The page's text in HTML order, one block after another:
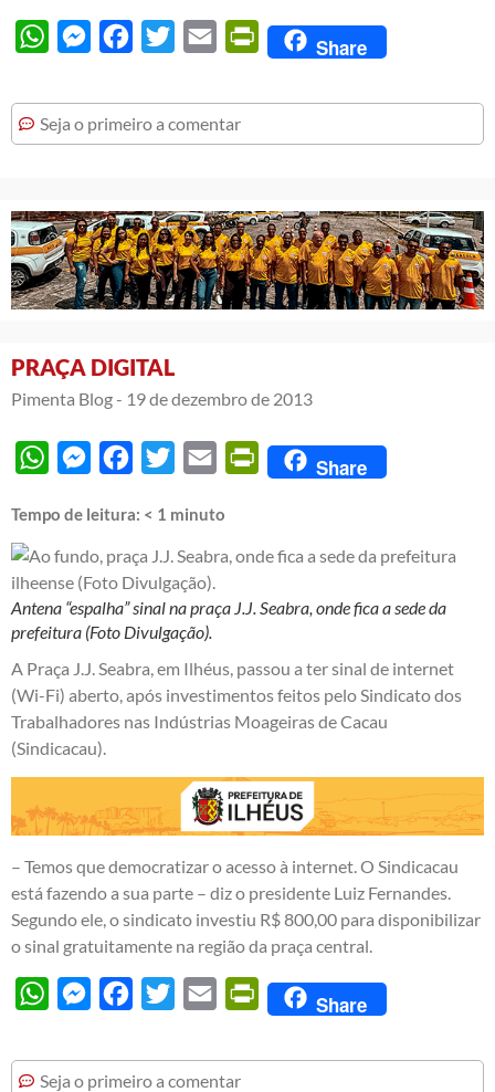
WhatsAppMessengerFacebook
Twitter Email PrintFriendly
Share
Seja o primeiro a comentar
PRAÇA DIGITAL
Pimenta Blog - 19 de dezembro de 2013
WhatsAppMessengerFacebook
Twitter Email PrintFriendly
Share
Tempo de leitura: < 1 minuto
Antena “espalha” sinal na praça J.J. Seabra, onde fica a sede da
prefeitura (Foto Divulgação).
A Praça J.J. Seabra, em Ilhéus, passou a ter sinal de internet
(Wi-Fi) aberto, após investimentos feitos pelo Sindicato dos
Trabalhadores nas Indústrias Moageiras de Cacau
(Sindicacau).
– Temos que democratizar o acesso à internet. O Sindicacau
está fazendo a sua parte – diz o presidente Luiz Fernandes.
Segundo ele, o sindicato investiu R$ 800,00 para disponibilizar
o sinal gratuitamente na região da praça central.
WhatsAppMessengerFacebook
Twitter Email PrintFriendly
Share
Seja o primeiro a comentar